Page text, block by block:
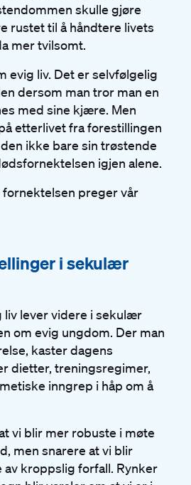
skulle gjøre
rustet til å håndtere livets
mer tvilsomt.
evig liv. Det er selvfølgelig
dersom man tror man en
med sine kjære. Men
etterlivet fra forestillingen
ikke bare sin trøstende
igjen alene.
preger vår
i sekulær
liv lever videre i sekulær
om evig ungdom. Der man
kaster dagens
dietter, treningsregimer,
inngrep i håp om å
vi blir mer robuste i møte
men snarere at vi blir
kroppslig forfall. Rynker